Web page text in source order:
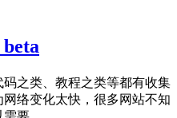
之类、教程之类等都有收集
络变化太快，很多网站不知